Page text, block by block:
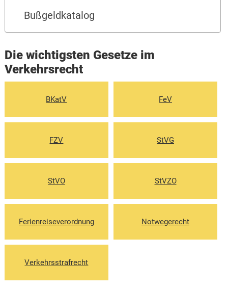
Bußgeldkatalog
Die wichtigsten Gesetze im
Verkehrsrecht
BKatV FeV
FZV StVG
StVO StVZO
Ferienreiseverordnung Notwegerecht
Verkehrsstrafrecht